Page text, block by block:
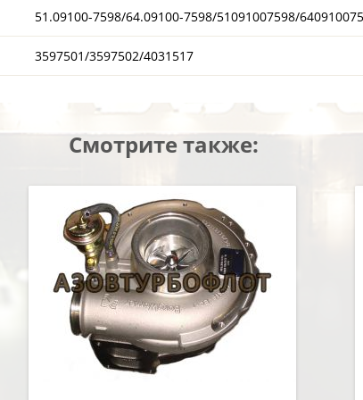
51.09100-7598/64.09100-7598/51091007598/
3597501/3597502/4031517
Смотрите также: